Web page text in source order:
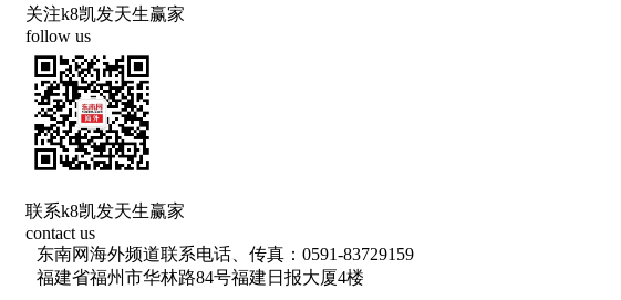
关注k8凯发天生赢家
follow us
联系k8凯发天生赢家
contact us
东南网海外频道联系电话、传真：0591-83729159
福建省福州市华林路84号福建日报大厦4楼